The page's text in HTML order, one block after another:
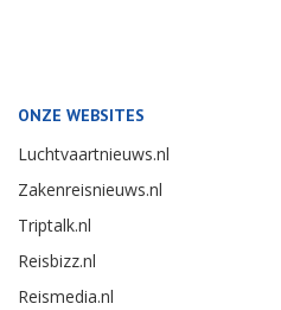
ONZE WEBSITES
Luchtvaartnieuws.nl
Zakenreisnieuws.nl
Triptalk.nl
Reisbizz.nl
Reismedia.nl